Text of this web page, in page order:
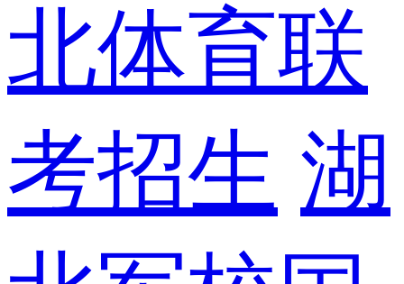
北体育联
考招生 湖